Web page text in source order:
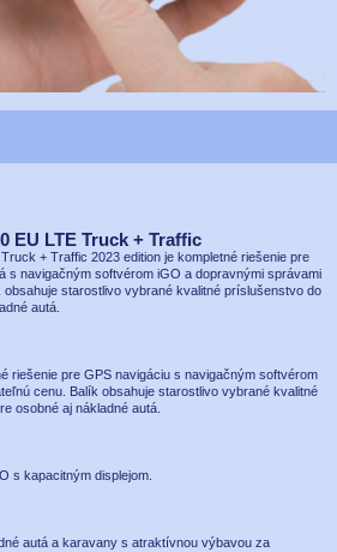
EU LTE Truck + Traffic
+ Traffic 2023 edition je kompletné riešenie pre
s navigačným softvérom iGO a dopravnými správami
obsahuje starostlivo vybrané kvalitné príslušenstvo do
autá.
riešenie pre GPS navigáciu s navigačným softvérom
cenu. Balík obsahuje starostlivo vybrané kvalitné
osobné aj nákladné autá.
s kapacitným displejom.
autá a karavany s atraktívnou výbavou za